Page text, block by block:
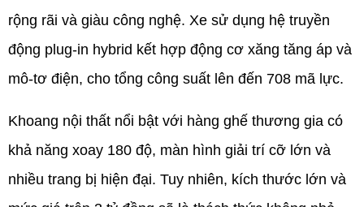
rộng rãi và giàu công nghệ. Xe sử dụng hệ truyền
động plug-in hybrid kết hợp động cơ xăng tăng áp và
mô-tơ điện, cho tổng công suất lên đến 708 mã lực.
Khoang nội thất nổi bật với hàng ghế thương gia có
khả năng xoay 180 độ, màn hình giải trí cỡ lớn và
nhiều trang bị hiện đại. Tuy nhiên, kích thước lớn và